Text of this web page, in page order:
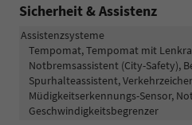
Sicherheit & Assistenz
Assistenzsysteme
Tempomat, Tempomat mit
Notbremsassistent (City-Safety),
Spurhalteassistent,
Müdigkeitserkennungs-Sensor,
Geschwindigkeitsbegrenzer